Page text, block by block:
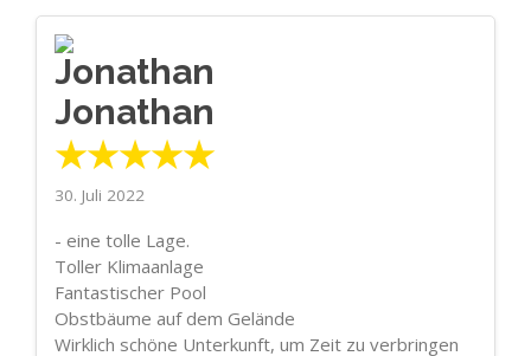
Jonathan
★★★★★
30. Juli 2022
- eine tolle Lage.
Toller Klimaanlage
Fantastischer Pool
Obstbäume auf dem Gelände
Wirklich schöne Unterkunft, um Zeit zu verbringen